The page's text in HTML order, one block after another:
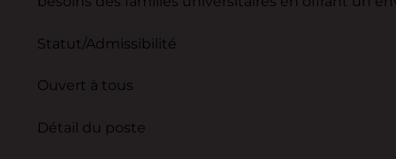
Statut/Admissibilité
Ouvert à tous
Détail du poste